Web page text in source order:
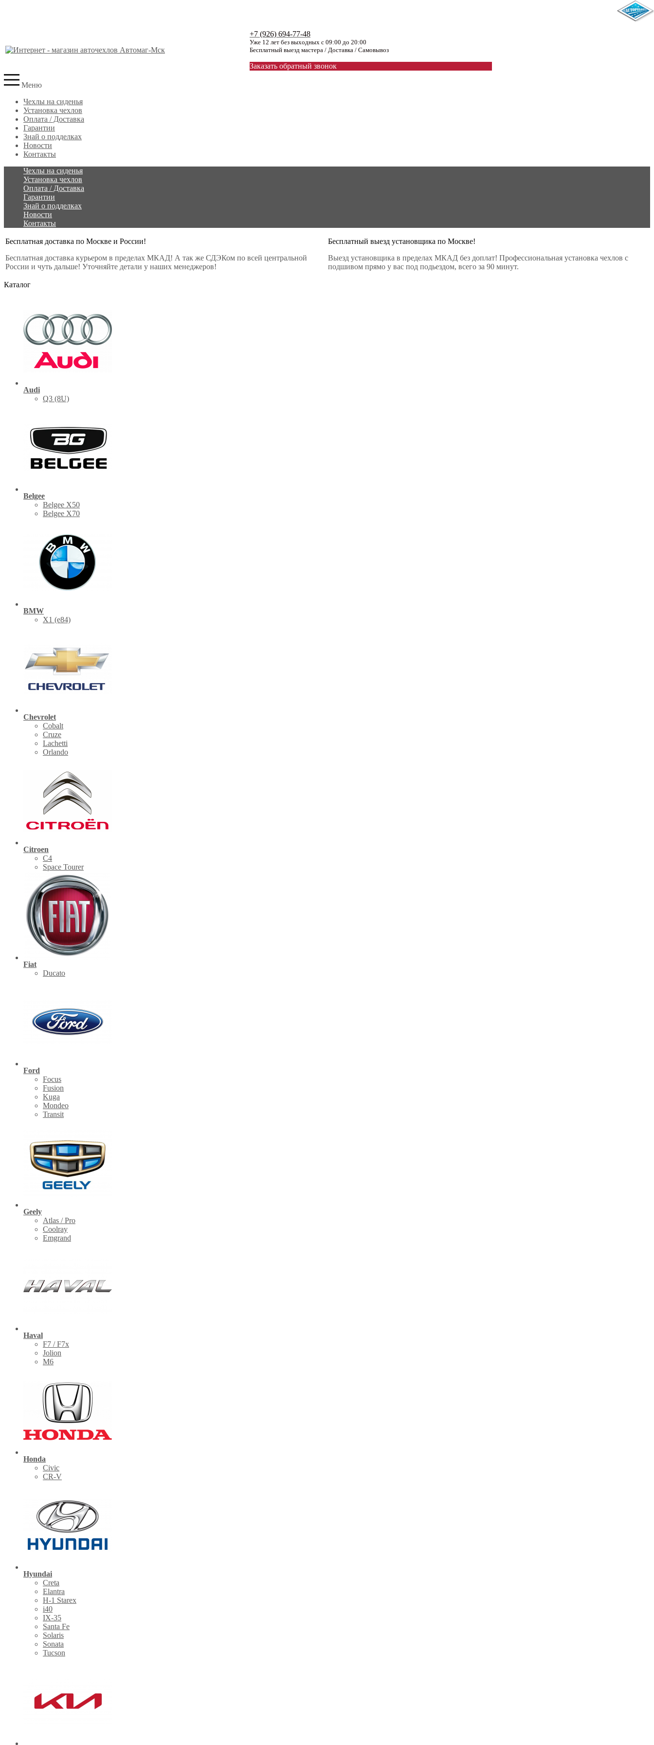
+7 (926) 694-77-48
Уже 12 лет без выходных с 09:00 до 20:00
Бесплатный выезд мастера / Доставка / Самовывоз
Заказать обратный звонок
Меню
Чехлы на сиденья
Установка чехлов
Оплата / Доставка
Гарантии
Знай о подделках
Новости
Контакты
Чехлы на сиденья
Установка чехлов
Оплата / Доставка
Гарантии
Знай о подделках
Новости
Контакты
Бесплатная доставка по Москве и России!
Бесплатная доставка курьером в пределах МКАД! А так же СДЭКом по всей центральной
России и чуть дальше! Уточняйте детали у наших менеджеров!
Бесплатный выезд установщика по Москве!
Выезд установщика в пределах МКАД без доплат! Профессиональная установка чехлов с
подшивом прямо у вас под подьездом, всего за 90 минут.
Каталог
Audi
Q3 (8U)
Belgee
Belgee X50
Belgee X70
BMW
X1 (е84)
Chevrolet
Cobalt
Cruze
Lachetti
Orlando
Citroen
C4
Space Tourer
Fiat
Ducato
Ford
Focus
Fusion
Kuga
Mondeo
Transit
Geely
Atlas / Pro
Coolray
Emgrand
Haval
F7 / F7x
Jolion
M6
Honda
Civic
CR-V
Hyundai
Creta
Elantra
H-1 Starex
i40
IX-35
Santa Fe
Solaris
Sonata
Tucson